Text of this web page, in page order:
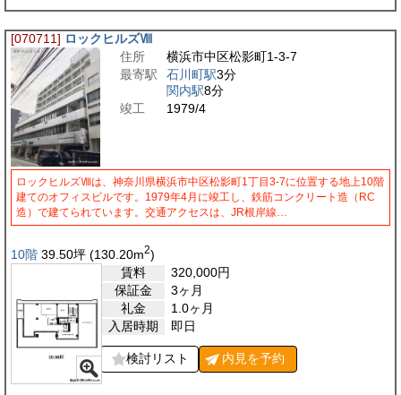
[070711] ロックヒルズⅧ
住所
横浜市中区松影町1-3-7
最寄駅
石川町駅3分
関内駅8分
竣工
1979/4
ロックヒルズⅧは、神奈川県横浜市中区松影町1丁目3-7に位置する地上10階
建てのオフィスビルです。1979年4月に竣工し、鉄筋コンクリート造（RC
造）で建てられています。交通アクセスは、JR根岸線…
10階 39.50坪 (130.20m2)
賃料
320,000円
保証金
3ヶ月
礼金
1.0ヶ月
入居時期
即日
検討リスト 内見を予約